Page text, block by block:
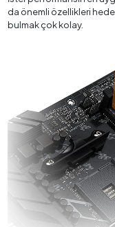
da önemli özellikleri
bulmak çok kolay.